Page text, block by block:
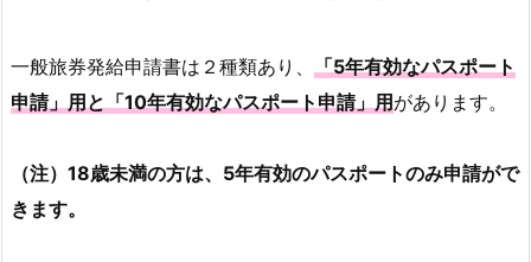
一般旅券発給申請書は２種類あり、
「5年有効なパスポート
申請」用と「10年有効なパスポート申請」用があります。
（注）18歳未満の方は、5年有効のパスポートのみ申請がで
きます。